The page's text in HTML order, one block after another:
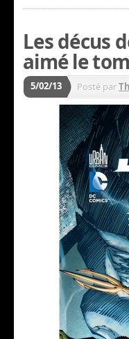
Les décus
aimé le
5/02/13 Posté par